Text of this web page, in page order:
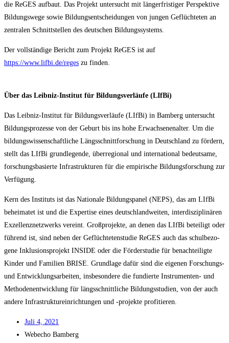
die ReGES auf­baut. Das Pro­jekt unter­sucht mit län­ger­fris­ti­ger Per­spek­ti­ve
Bil­dungs­we­ge sowie Bil­dungs­ent­schei­dun­gen von jun­gen Geflüch­te­ten an
zen­tra­len Schnitt­stel­len des deut­schen Bildungssystems.
Der voll­stän­di­ge Bericht zum Pro­jekt ReGES ist auf
https://www.lifbi.de/reges zu finden.
Über das Leib­niz-Insti­tut für Bil­dungs­ver­läu­fe (LIf­Bi)
Das Leib­niz-Insti­tut für Bil­dungs­ver­läu­fe (LIf­Bi) in Bam­berg unter­sucht
Bil­dungs­pro­zes­se von der Geburt bis ins hohe Erwach­se­nen­al­ter. Um die
bil­dungs­wis­sen­schaft­li­che Längs­schnitt­for­schung in Deutsch­land zu för­dern,
stellt das LIf­Bi grund­le­gen­de, über­re­gio­nal und inter­na­tio­nal bedeut­sa­me,
for­schungs­ba­sier­te Infra­struk­tu­ren für die empi­ri­sche Bil­dungs­for­schung zur
Verfügung.
Kern des Insti­tuts ist das Natio­na­le Bil­dungs­pa­nel (NEPS), das am LIf­Bi
behei­ma­tet ist und die Exper­ti­se eines deutsch­land­wei­ten, inter­dis­zi­pli­nä­ren
Exzel­lenz­netz­werks ver­eint. Groß­pro­jek­te, an denen das LIf­Bi betei­ligt oder
füh­rend ist, sind neben der Geflüch­te­ten­stu­die ReGES auch das schul­be­zo­
ge­ne Inklu­si­ons­pro­jekt INSIDE oder die För­der­stu­die für benach­tei­lig­te
Kin­der und Fami­li­en BRISE. Grund­la­ge dafür sind die eige­nen For­schungs-
und Ent­wick­lungs­ar­bei­ten, ins­be­son­de­re die fun­dier­te Instru­men­ten- und
Metho­den­ent­wick­lung für längs­schnitt­li­che Bil­dungs­stu­di­en, von der auch
ande­re Infra­struk­tur­ein­rich­tun­gen und ‑pro­jek­te profitieren.
Juli 4, 2021
Web­echo Bamberg